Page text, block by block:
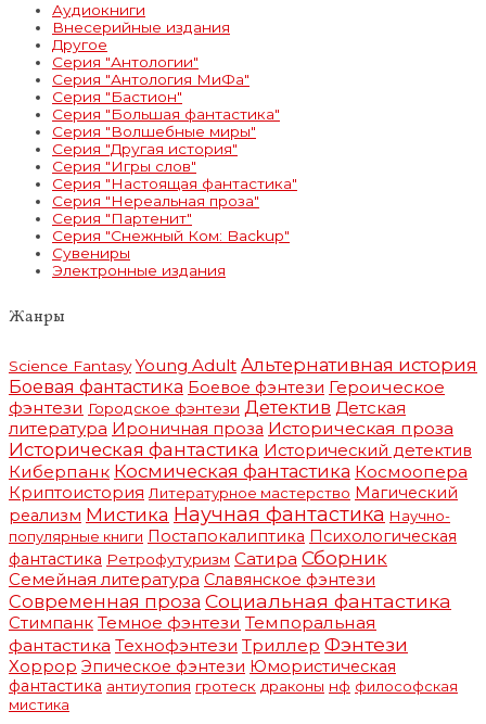
Аудиокниги
Внесерийные издания
Другое
Серия "Антологии"
Серия "Антология МиФа"
Серия "Бастион"
Серия "Большая фантастика"
Серия "Волшебные миры"
Серия "Другая история"
Серия "Игры слов"
Серия "Настоящая фантастика"
Серия "Нереальная проза"
Серия "Партенит"
Серия "Снежный Ком: Backup"
Сувениры
Электронные издания
Жанры
Science Fantasy Young Adult Альтернативная история
Боевая фантастика Боевое фэнтези Героическое
фэнтези Городское фэнтези Детектив Детская
литература Ироничная проза Историческая проза
Историческая фантастика Исторический детектив
Киберпанк Космическая фантастика Космоопера
Криптоистория Литературное мастерство Магический
реализм Мистика Научная фантастика Научно-
популярные книги Постапокалиптика Психологическая
фантастика Ретрофутуризм Сатира Сборник
Семейная литература Славянское фэнтези
Современная проза Социальная фантастика
Стимпанк Темное фэнтези Темпоральная
фантастика Технофэнтези Триллер Фэнтези
Хоррор Эпическое фэнтези Юмористическая
фантастика антиутопия гротеск драконы нф философская
мистика